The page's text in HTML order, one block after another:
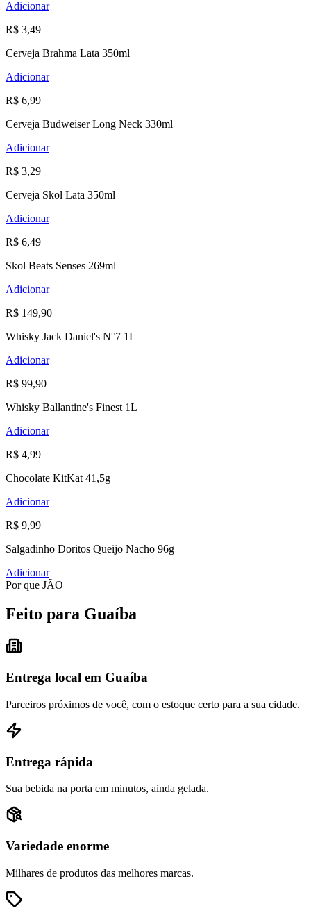
Adicionar
R$ 3,49
Cerveja Brahma Lata 350ml
Adicionar
R$ 6,99
Cerveja Budweiser Long Neck 330ml
Adicionar
R$ 3,29
Cerveja Skol Lata 350ml
Adicionar
R$ 6,49
Skol Beats Senses 269ml
Adicionar
R$ 149,90
Whisky Jack Daniel's N°7 1L
Adicionar
R$ 99,90
Whisky Ballantine's Finest 1L
Adicionar
R$ 4,99
Chocolate KitKat 41,5g
Adicionar
R$ 9,99
Salgadinho Doritos Queijo Nacho 96g
Adicionar
Por que JÃO
Feito para Guaíba
Entrega local em Guaíba
Parceiros próximos de você, com o estoque certo para a sua cidade.
Entrega rápida
Sua bebida na porta em minutos, ainda gelada.
Variedade enorme
Milhares de produtos das melhores marcas.